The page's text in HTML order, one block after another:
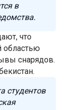
в
что
областью
снарядов.
студентов